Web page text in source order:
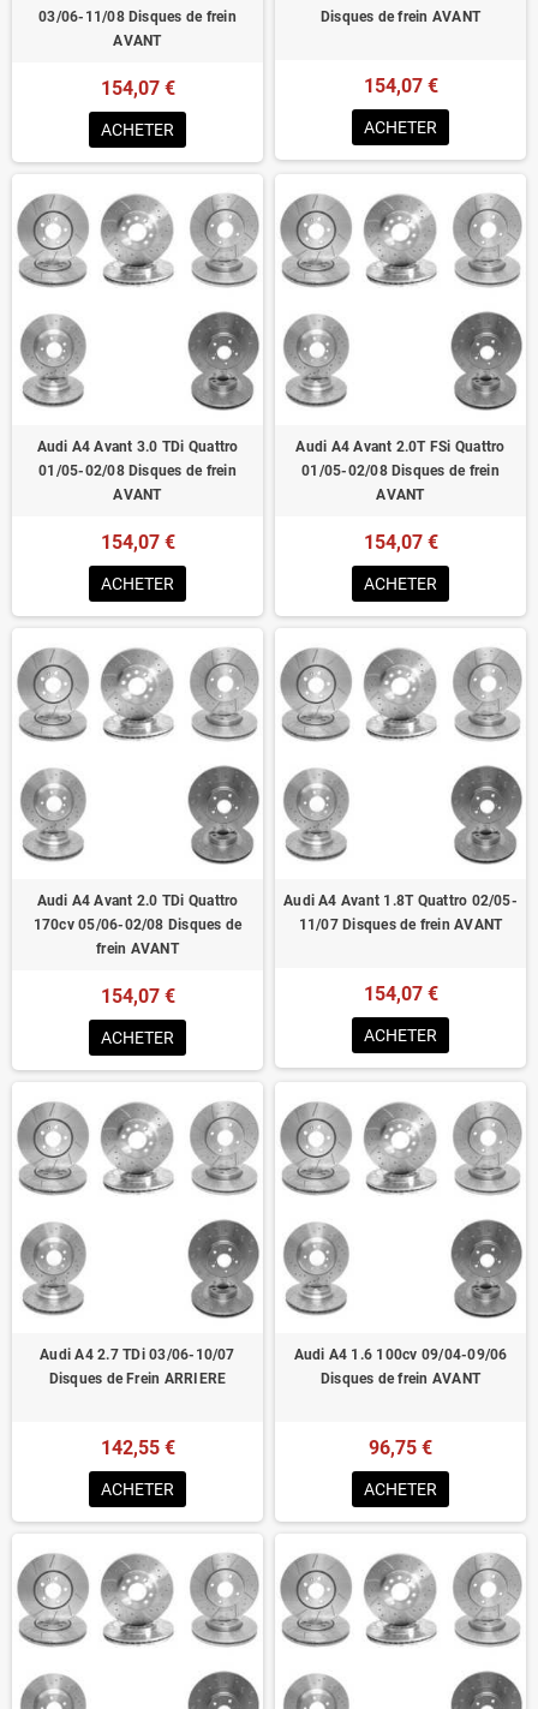
03/06-11/08 Disques de frein
AVANT
154,07 €
ACHETER
Disques de frein AVANT
154,07 €
ACHETER
Audi A4 Avant 3.0 TDi Quattro
01/05-02/08 Disques de frein
AVANT
154,07 €
ACHETER
Audi A4 Avant 2.0T FSi Quattro
01/05-02/08 Disques de frein
AVANT
154,07 €
ACHETER
Audi A4 Avant 2.0 TDi Quattro
170cv 05/06-02/08 Disques de
frein AVANT
154,07 €
ACHETER
Audi A4 Avant 1.8T Quattro 02/05-
11/07 Disques de frein AVANT
154,07 €
ACHETER
Audi A4 2.7 TDi 03/06-10/07
Disques de Frein ARRIERE
142,55 €
ACHETER
Audi A4 1.6 100cv 09/04-09/06
Disques de frein AVANT
96,75 €
ACHETER